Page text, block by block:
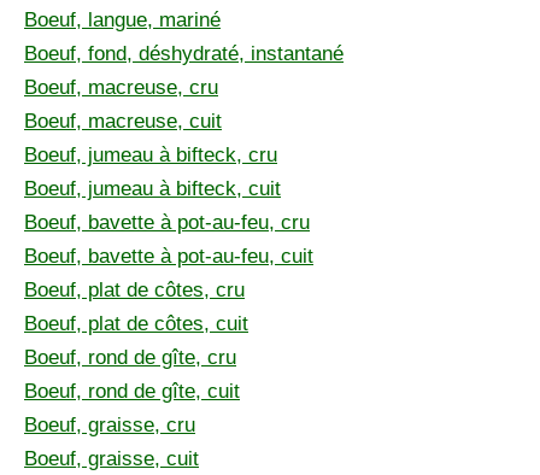
Boeuf, langue, mariné
Boeuf, fond, déshydraté, instantané
Boeuf, macreuse, cru
Boeuf, macreuse, cuit
Boeuf, jumeau à bifteck, cru
Boeuf, jumeau à bifteck, cuit
Boeuf, bavette à pot-au-feu, cru
Boeuf, bavette à pot-au-feu, cuit
Boeuf, plat de côtes, cru
Boeuf, plat de côtes, cuit
Boeuf, rond de gîte, cru
Boeuf, rond de gîte, cuit
Boeuf, graisse, cru
Boeuf, graisse, cuit